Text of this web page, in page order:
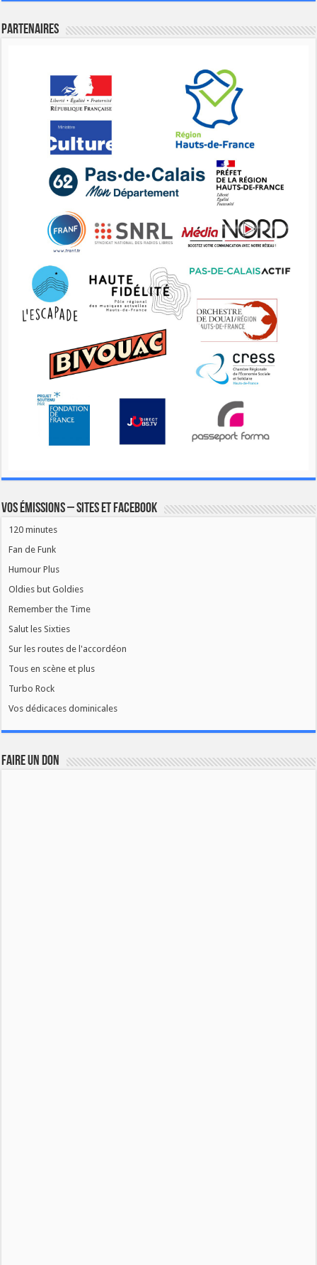
Partenaires
Vos émissions – Sites et Facebook
120 minutes
Fan de Funk
Humour Plus
Oldies but Goldies
Remember the Time
Salut les Sixties
Sur les routes de l'accordéon
Tous en scène et plus
Turbo Rock
Vos dédicaces dominicales
FAIRE UN DON